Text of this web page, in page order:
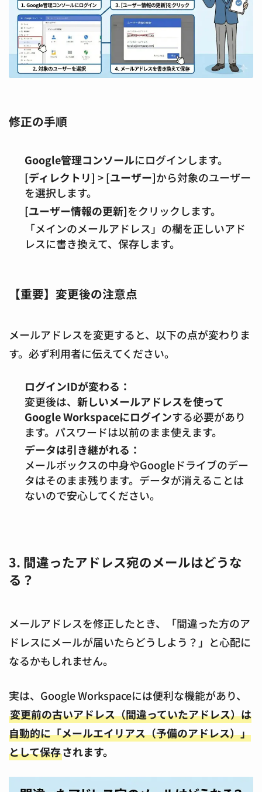
修正の手順
Google管理コンソールにログインします。
[ディレクトリ] >[ユーザー]から対象のユーザー
を選択します。
[ユーザー情報の更新]をクリックします。
「メインのメールアドレス」の欄を正しいアド
レスに書き換えて、保存します。
【重要】変更後の注意点
メールアドレスを変更すると、以下の点が変わりま
す。必ず利用者に伝えてください。
ログインIDが変わる：
変更後は、 新しいメールアドレスを使って
Google Workspaceにログインする必要があり
ます。パスワードは以前のまま使えます。
データは引き継がれる：
メールボックスの中身やGoogleドライブのデー
タはそのまま残ります。データが消えることは
ないので安心してください。
3. 間違ったアドレス宛のメールはどうな
る？
メールアドレスを修正したとき、「間違った方のア
ドレスにメールが届いたらどうしよう？」と心配に
なるかもしれません。
実は、Google Workspaceには便利な機能があり、
変更前の古いアドレス（間違っていたアドレス）は
自動的に「メールエイリアス（予備のアドレス）」
として保存されます。